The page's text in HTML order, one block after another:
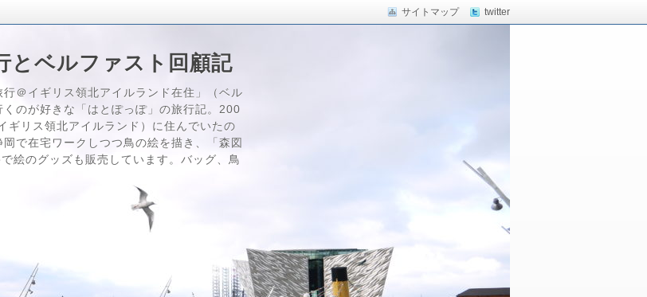
サイトマップ twitter
とベルファスト回顧記
＠イギリス領北アイルランド在住」（ベル
のが好きな「はとぽっぽ」の旅行記。200
リス領北アイルランド）に住んでいたの
で在宅ワークしつつ鳥の絵を描き、「森図
絵のグッズも販売しています。バッグ、鳥